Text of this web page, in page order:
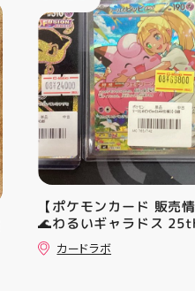
2,000pt 5-8位：
加お待ちしております！
【ポケモンカード 販売
🌊わるいギャラドス
ーリエのピッピex 🔮ミ
vmax UR 入荷いたしま
カードラボ